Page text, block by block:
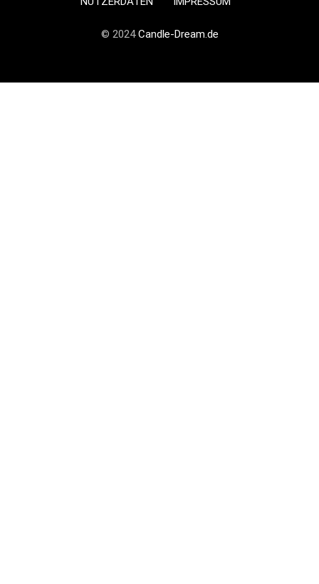
© 2024Candle-Dream.de